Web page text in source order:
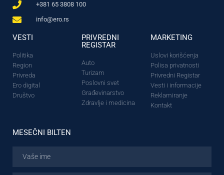
+381 65 3808 100
info@ero.rs
VESTI
Politika
Region
Privreda
Ero digital
Društvo
PRIVREDNI
REGISTAR
Auto
Turizam
Poslovni svet
Građevinarstvo
Zdravlje i medicina
MARKETING
Uslovi korišćenja
Polisa privatnosti
Privredni Registar
Vesti i informacije
Reklamiranje
Kontakt
MESEČNI BILTEN